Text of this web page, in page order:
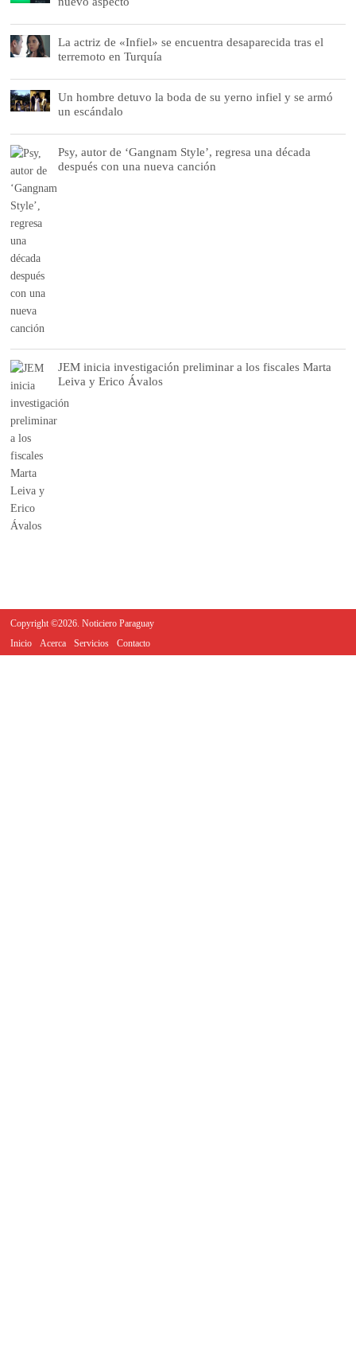
La actriz de «Infiel» se encuentra desaparecida tras el
terremoto en Turquía
Un hombre detuvo la boda de su yerno infiel y se armó
un escándalo
Psy, autor de ‘Gangnam Style’, regresa una década
después con una nueva canción
JEM inicia investigación preliminar a los fiscales Marta
Leiva y Erico Ávalos
Copyright ©2026. Noticiero Paraguay
Inicio
Acerca Servicios Contacto